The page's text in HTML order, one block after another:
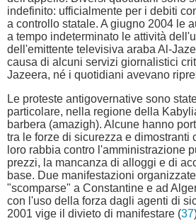
indefinito: ufficialmente per i debiti
a controllo statale. A giugno 2004 le
a tempo indeterminato le attività
dell'emittente televisiva araba Al-
causa di alcuni servizi giornalistici
Jazeera, né i quotidiani avevano
Le proteste antigovernative sono
particolare, nella regione della
barbera (amazigh). Alcune hanno
tra le forze di sicurezza e dimostranti
loro rabbia contro l'amministrazione
prezzi, la mancanza di alloggi e di
base. Due manifestazioni
"scomparse" a Constantine e ad
con l'uso della forza dagli agenti di
2001 vige il divieto di manifestare (37